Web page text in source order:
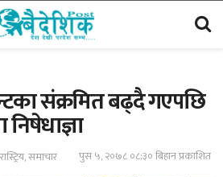
संक्रमित बढ्दै गएपछि
,समाचार पुस ५, २०७८ ०८;३० बिहान प्रकाशित